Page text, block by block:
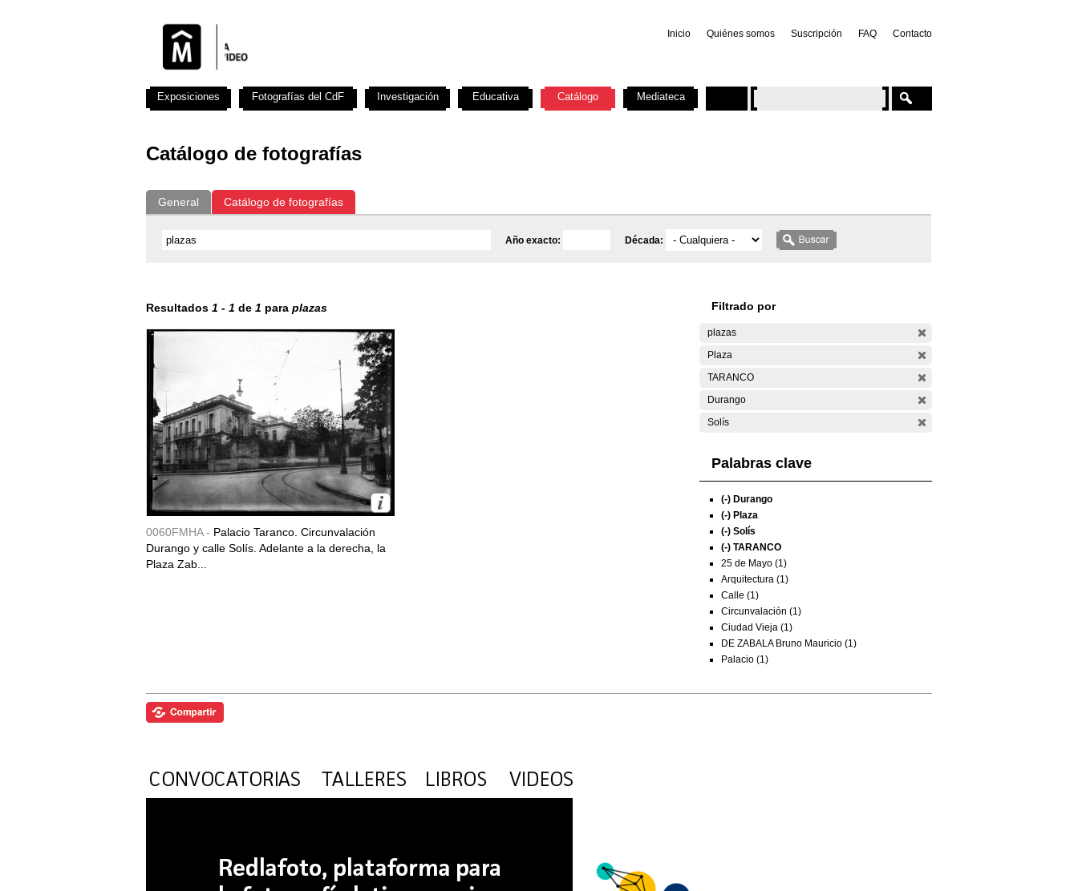
Inicio Quiénes somos Suscripción FAQ Contacto
Catálogo de fotografías
General Catálogo de fotografías
Año exacto: Década:
Resultados 1 - 1 de 1 para plazas
0060FMHA - Palacio Taranco. Circunvalación
Durango y calle Solís. Adelante a la derecha, la
Plaza Zab...
Filtrado por
plazas
Plaza
TARANCO
Durango
Solís
Palabras clave
(-) Durango
(-) Plaza
(-) Solís
(-) TARANCO
25 de Mayo (1)
Arquitectura (1)
Calle (1)
Circunvalación (1)
Ciudad Vieja (1)
DE ZABALA Bruno Mauricio (1)
Palacio (1)
Exposiciones Fotografías del CdF Investigación Educativa Catálogo Mediateca